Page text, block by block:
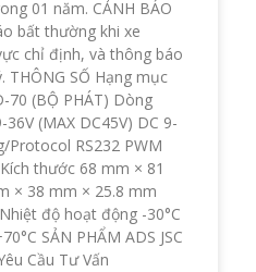
01 năm. CẢNH BÁO
bất thường khi xe
chỉ định, và thông báo
THÔNG SỐ Hạng mục
70 (BỘ PHÁT) Dòng
(MAX DC45V) DC 9-
Protocol RS232 PWM
thước 68 mm × 81
× 38 mm × 25.8 mm
độ hoạt động -30°C
SẢN PHẨM ADS JSC
Cầu Tư Vấn